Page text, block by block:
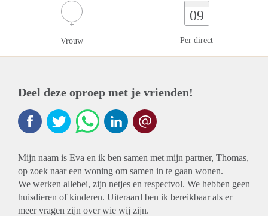
Vrouw
09
Per direct
Deel deze oproep met je vrienden!
Mijn naam is Eva en ik ben samen met mijn partner, Thomas,
op zoek naar een woning om samen in te gaan wonen.
We werken allebei, zijn netjes en respectvol. We hebben geen
huisdieren of kinderen. Uiteraard ben ik bereikbaar als er
meer vragen zijn over wie wij zijn.